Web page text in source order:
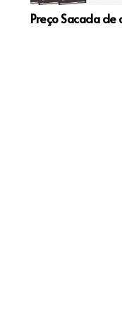
Preço Sacada de